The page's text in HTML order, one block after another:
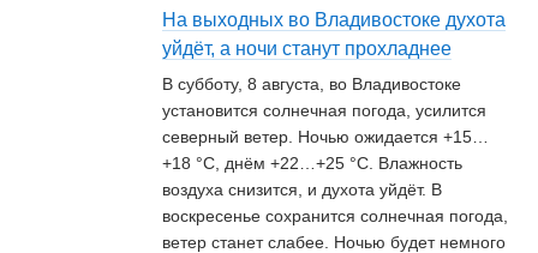
На выходных во Владивостоке духота
уйдёт, а ночи станут прохладнее
В субботу, 8 августа, во Владивостоке
установится солнечная погода, усилится
северный ветер. Ночью ожидается +15…
+18 °С, днём +22…+25 °С. Влажность
воздуха снизится, и духота уйдёт. В
воскресенье сохранится солнечная погода,
ветер станет слабее. Ночью будет немного